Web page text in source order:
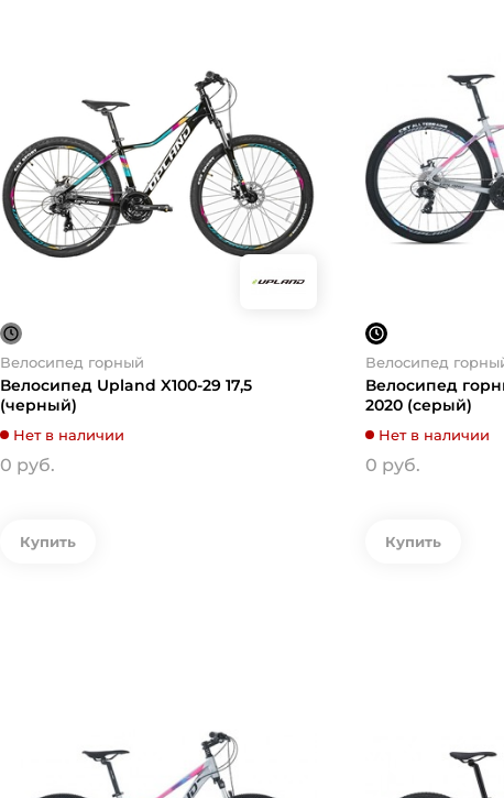
Велосипед горный
Велосипед Upland X100-29 17,5
(черный)
Нет в наличии
0 руб.
Купить
Велосипед
Велосипед
2020 (серый)
Нет в наличии
0 руб.
Купить